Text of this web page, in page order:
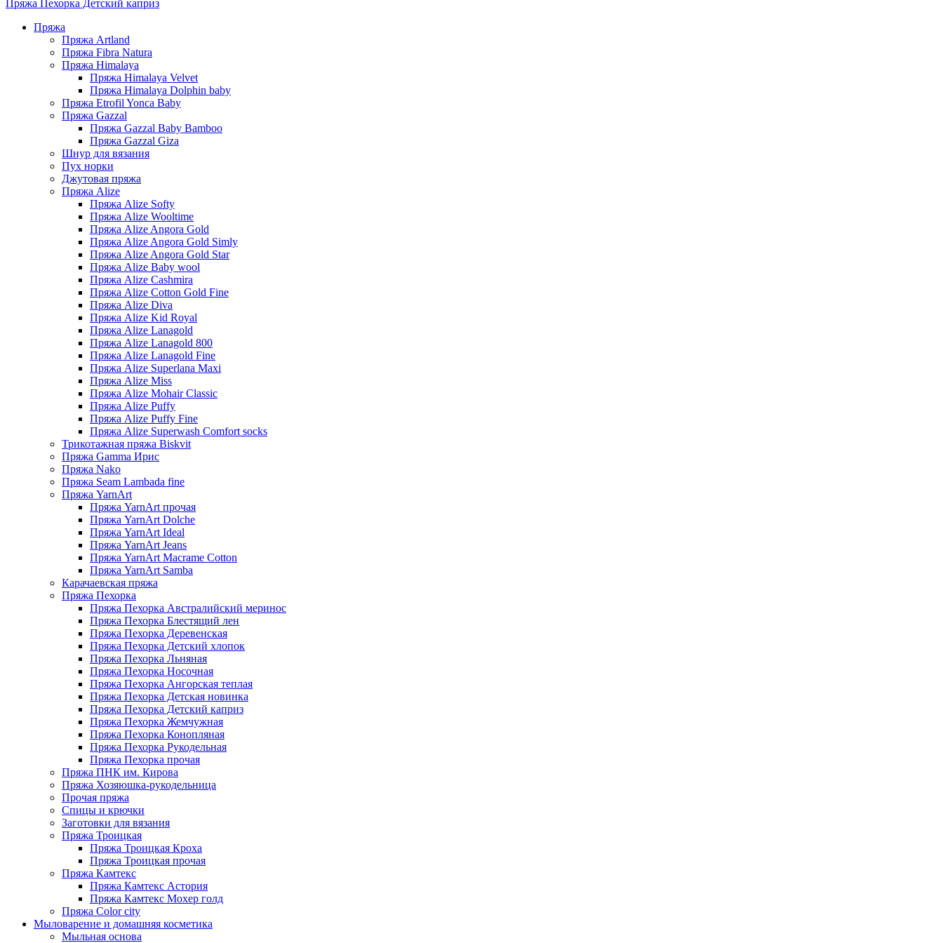
Пряжа Пехорка Детский каприз
Пряжа
Пряжа Artland
Пряжа Fibra Natura
Пряжа Himalaya
Пряжа Himalaya Velvet
Пряжа Himalaya Dolphin baby
Пряжа Etrofil Yonca Baby
Пряжа Gazzal
Пряжа Gazzal Baby Bamboo
Пряжа Gazzal Giza
Шнур для вязания
Пух норки
Джутовая пряжа
Пряжа Alize
Пряжа Alize Softy
Пряжа Alize Wooltime
Пряжа Alize Angora Gold
Пряжа Alize Angora Gold Simly
Пряжа Alize Angora Gold Star
Пряжа Alize Baby wool
Пряжа Alize Cashmira
Пряжа Alize Cotton Gold Fine
Пряжа Alize Diva
Пряжа Alize Kid Royal
Пряжа Alize Lanagold
Пряжа Alize Lanagold 800
Пряжа Alize Lanagold Fine
Пряжа Alize Superlana Maxi
Пряжа Alize Miss
Пряжа Alize Mohair Classic
Пряжа Alize Puffy
Пряжа Alize Puffy Fine
Пряжа Alize Superwash Comfort socks
Трикотажная пряжа Biskvit
Пряжа Gamma Ирис
Пряжа Nako
Пряжа Seam Lambada fine
Пряжа YarnArt
Пряжа YarnArt прочая
Пряжа YarnArt Dolche
Пряжа YarnArt Ideal
Пряжа YarnArt Jeans
Пряжа YarnArt Macrame Cotton
Пряжа YarnArt Samba
Карачаевская пряжа
Пряжа Пехорка
Пряжа Пехорка Австралийский меринос
Пряжа Пехорка Блестящий лен
Пряжа Пехорка Деревенская
Пряжа Пехорка Детский хлопок
Пряжа Пехорка Льняная
Пряжа Пехорка Носочная
Пряжа Пехорка Ангорская теплая
Пряжа Пехорка Детская новинка
Пряжа Пехорка Детский каприз
Пряжа Пехорка Жемчужная
Пряжа Пехорка Конопляная
Пряжа Пехорка Рукодельная
Пряжа Пехорка прочая
Пряжа ПНК им. Кирова
Пряжа Хозяюшка-рукодельница
Прочая пряжа
Спицы и крючки
Заготовки для вязания
Пряжа Троицкая
Пряжа Троицкая Кроха
Пряжа Троицкая прочая
Пряжа Камтекс
Пряжа Камтекс Астория
Пряжа Камтекс Мохер голд
Пряжа Color city
Мыловарение и домашняя косметика
Мыльная основа